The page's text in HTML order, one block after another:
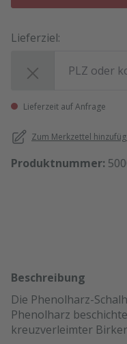
Lieferziel:
Lieferzeit auf Anfrage
Zum Merkzettel
Produktnummer:
Beschreibung
Die Phenolharz-
Phenolharz
kreuzverleimter